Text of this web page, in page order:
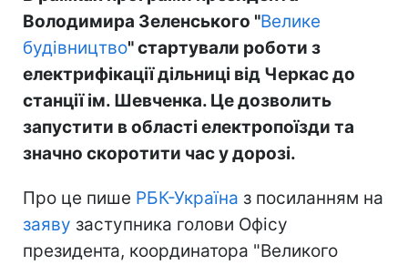
Володимира Зеленського "Велике
будівництво" стартували роботи з
електрифікації дільниці від Черкас до
станції ім. Шевченка. Це дозволить
запустити в області електропоїзди та
значно скоротити час у дорозі.
Про це пише РБК-Україна з посиланням на
заяву заступника голови Офісу
президента, координатора "Великого